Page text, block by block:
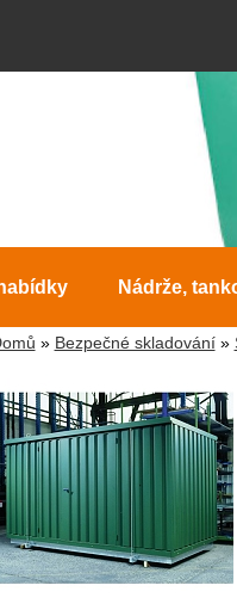
Nádrže,
» Bezpečné skladování»